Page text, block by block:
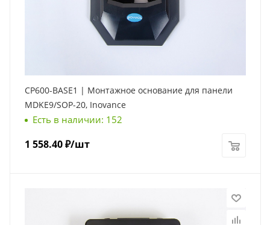
CP600-BASE1 | Монтажное основание для панели
MDKE9/SOP-20, Inovance
Есть в наличии: 152
1 558.40₽/шт